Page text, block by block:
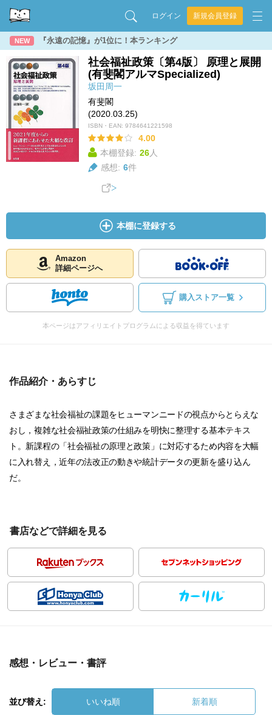
ログイン 新規会員登録
NEW 『永遠の記憶』が1位に！本ランキング
社会福祉政策〔第4版〕 原理と展開
(有斐閣アルマSpecialized)
坂田周一
有斐閣
(2020.03.25)
ISBN・EAN: 9784641221598
4.00
本棚登録: 26人
感想: 6件
本棚に登録する
Amazon
詳細ページへ
購入ストア一覧
本ページはアフィリエイトプログラムによる収益を得ています
作品紹介・あらすじ
さまざまな社会福祉の課題をヒューマンニードの視点からとらえな
おし，複雑な社会福祉政策の仕組みを明快に整理する基本テキス
ト。新課程の「社会福祉の原理と政策」に対応するため内容を大幅
に入れ替え，近年の法改正の動きや統計データの更新を盛り込ん
だ。
書店などで詳細を見る
感想・レビュー・書評
並び替え: いいね順 新着順